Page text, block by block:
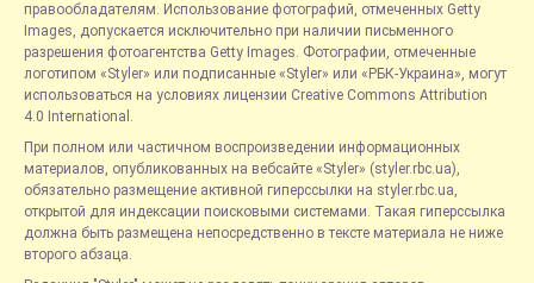
правообладателям. Использование фотографий, отмеченных Getty
Images, допускается исключительно при наличии письменного
разрешения фотоагентства Getty Images. Фотографии, отмеченные
логотипом «Styler» или подписанные «Styler» или «РБК-Украина», могут
использоваться на условиях лицензии Creative Commons Attribution
4.0 International.
При полном или частичном воспроизведении информационных
материалов, опубликованных на вебсайте «Styler» (styler.rbc.ua),
обязательно размещение активной гиперссылки на styler.rbc.ua,
открытой для индексации поисковыми системами. Такая гиперссылка
должна быть размещена непосредственно в тексте материала не ниже
второго абзаца.